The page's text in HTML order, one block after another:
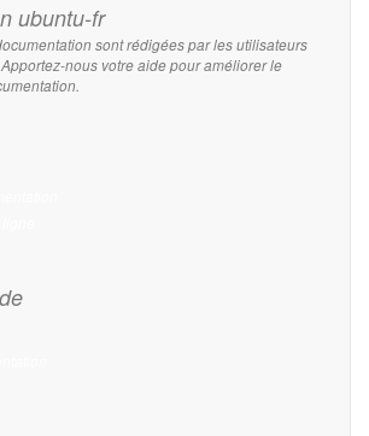
ubuntu-fr
sont rédigées par les utilisateurs
nous votre aide pour améliorer le